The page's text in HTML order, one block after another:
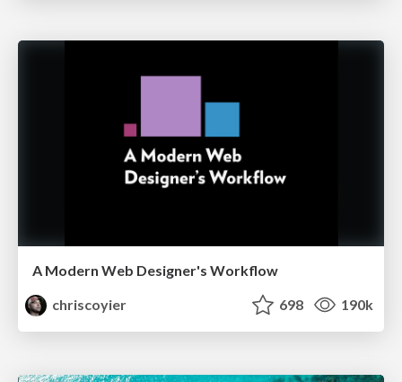
A Modern Web Designer's Workflow
chriscoyier
698 190k